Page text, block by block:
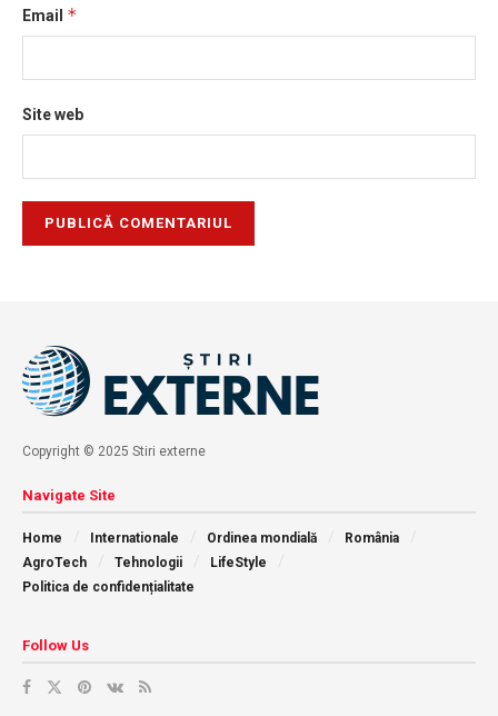
Email *
Site web
Copyright © 2025 Stiri externe
Navigate Site
Home Internationale Ordinea mondială
România
AgroTech
Tehnologii
LifeStyle
Politica de confidențialitate
Follow Us